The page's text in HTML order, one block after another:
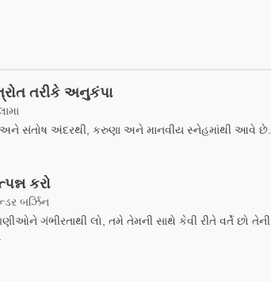
તરીકે અનુકંપા
સંતોષ અંદરથી, કરુણા અને માનવીય સ્નેહમાંથી આવે છે.
કરો
બર્ઝિન
ગંભીરતાથી લો, તમે તેમની સાથે કેવી રીતે વર્તે છો તેની